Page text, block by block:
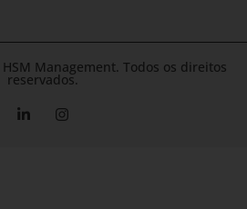
Management. Todos os direitos
reservados.